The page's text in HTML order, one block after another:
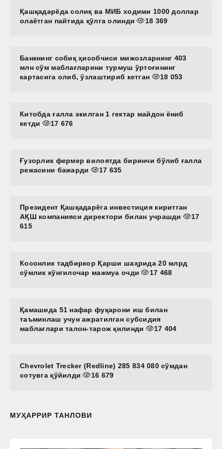
Қашқадарёда солиқ ва МИБ ходими 1000 доллар
олаётган пайтида қўлга олинди
18 369
Банкнинг собиқ ҳисобчиси мижозларнинг 403
млн сўм маблағларини турмуш ўртоғининг
картасига олиб, ўзлаштириб кетган
18 053
Китобда ғалла экилган 1 гектар майдон ёниб
кетди
17 676
Ғузорлик фермер вилоятда биринчи бўлиб ғалла
режасини бажарди
17 635
Президент Қашқадарёга инвестиция киритган
АҚШ компанияси директори билан учрашди
17
615
Косонлик тадбиркор Қарши шаҳрида 20 млрд
сўмлик кўнгилочар мажмуа очди
17 468
Қамашида 51 нафар фуқарони иш билан
таъминлаш учун ажратилган субсидия
маблағлари талон-тарож қилинди
17 404
Chevrolet Trecker (Redline) 285 834 080 сўмдан
сотувга қўйилди
16 679
МУҲАРРИР ТАНЛОВИ